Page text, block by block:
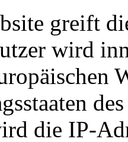
greift
wird
die IP-